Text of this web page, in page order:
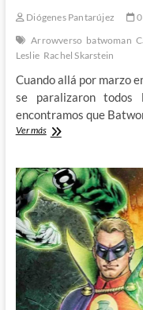
Diógenes Pantarújez
Arrowverso batwoman
Leslie Rachel Skarstein
Cuando allá por marzo
se paralizaron
encontramos que
Ver másLa
y
la
no
tan
vieja
Alice